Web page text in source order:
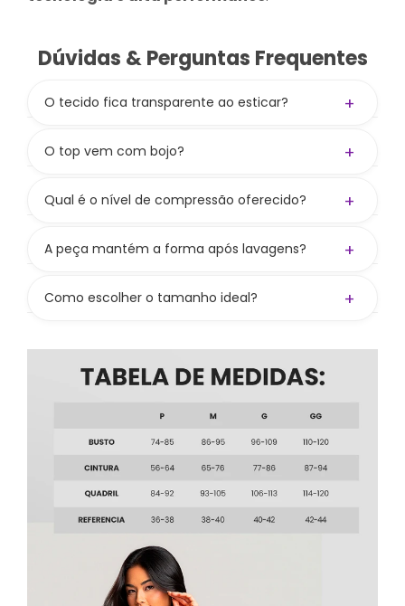
Dúvidas & Perguntas Frequentes
O tecido fica transparente ao esticar? +
composição84% PES / 16% PUE
O top vem com bojo? +
entrada para colocar e oferece boa
Qual é o nível de compressão oferecido? +
e mantendo liberdade nos movimentos.
A peça mantém a forma após lavagens? +
firmeza e elasticidade.
Como escolher o tamanho ideal? +
certinho.